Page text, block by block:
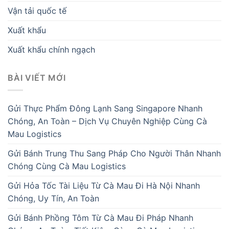
Vận tải quốc tế
Xuất khẩu
Xuất khẩu chính ngạch
BÀI VIẾT MỚI
Gửi Thực Phẩm Đông Lạnh Sang Singapore Nhanh
Chóng, An Toàn – Dịch Vụ Chuyên Nghiệp Cùng Cà
Mau Logistics
Gửi Bánh Trung Thu Sang Pháp Cho Người Thân Nhanh
Chóng Cùng Cà Mau Logistics
Gửi Hỏa Tốc Tài Liệu Từ Cà Mau Đi Hà Nội Nhanh
Chóng, Uy Tín, An Toàn
Gửi Bánh Phồng Tôm Từ Cà Mau Đi Pháp Nhanh